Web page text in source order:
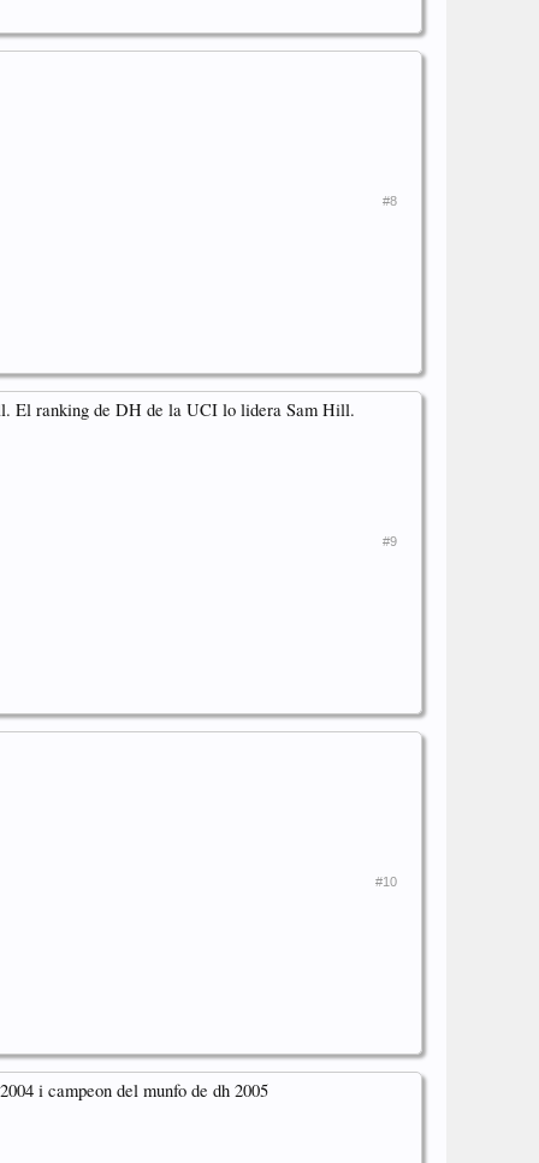
#8
El ranking de DH de la UCI lo lidera Sam Hill.
#9
#10
i campeon del munfo de dh 2005